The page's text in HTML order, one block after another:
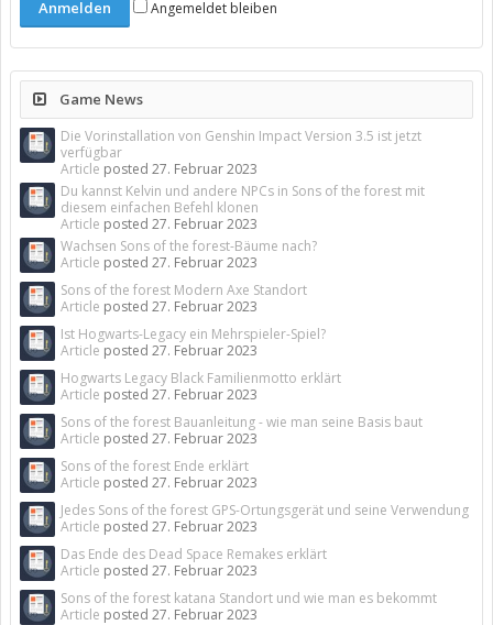
Angemeldet bleiben
Game News
Die Vorinstallation von Genshin Impact Version 3.5 ist jetzt
verfügbar
Article posted 27. Februar 2023
Du kannst Kelvin und andere NPCs in Sons of the forest mit
diesem einfachen Befehl klonen
Article posted 27. Februar 2023
Wachsen Sons of the forest-Bäume nach?
Article posted 27. Februar 2023
Sons of the forest Modern Axe Standort
Article posted 27. Februar 2023
Ist Hogwarts-Legacy ein Mehrspieler-Spiel?
Article posted 27. Februar 2023
Hogwarts Legacy Black Familienmotto erklärt
Article posted 27. Februar 2023
Sons of the forest Bauanleitung - wie man seine Basis baut
Article posted 27. Februar 2023
Sons of the forest Ende erklärt
Article posted 27. Februar 2023
Jedes Sons of the forest GPS-Ortungsgerät und seine Verwendung
Article posted 27. Februar 2023
Das Ende des Dead Space Remakes erklärt
Article posted 27. Februar 2023
Sons of the forest katana Standort und wie man es bekommt
Article posted 27. Februar 2023